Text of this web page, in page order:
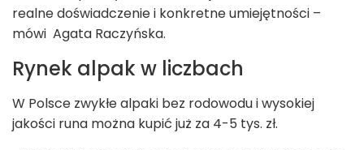
realne doświadczenie i konkretne umiejętności –
mówi Agata Raczyńska.
Rynek alpak w liczbach
W Polsce zwykłe alpaki bez rodowodu i wysokiej
jakości runa można kupić już za 4-5 tys. zł.